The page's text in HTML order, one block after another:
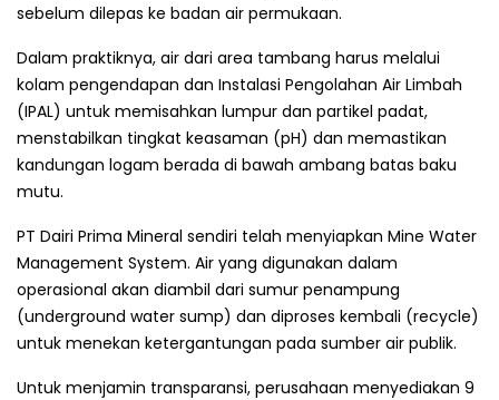
sebelum dilepas ke badan air permukaan.
Dalam praktiknya, air dari area tambang harus melalui
kolam pengendapan dan Instalasi Pengolahan Air Limbah
(IPAL) untuk memisahkan lumpur dan partikel padat,
menstabilkan tingkat keasaman (pH) dan memastikan
kandungan logam berada di bawah ambang batas baku
mutu.
PT Dairi Prima Mineral sendiri telah menyiapkan Mine Water
Management System. Air yang digunakan dalam
operasional akan diambil dari sumur penampung
(underground water sump) dan diproses kembali (recycle)
untuk menekan ketergantungan pada sumber air publik.
Untuk menjamin transparansi, perusahaan menyediakan 9